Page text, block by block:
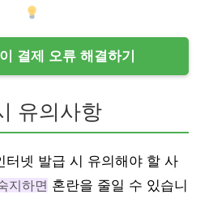
결제 오류 해결하기
유의사항
터넷 발급 시 유의해야 할 사
지하면 혼란을 줄일 수 있습니